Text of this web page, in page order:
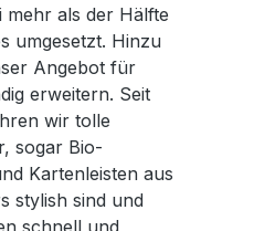
mehr als der Hälfte
umgesetzt. Hinzu
Angebot für
erweitern. Seit
wir tolle
sogar Bio-
Kartenleisten aus
stylish sind und
schnell und